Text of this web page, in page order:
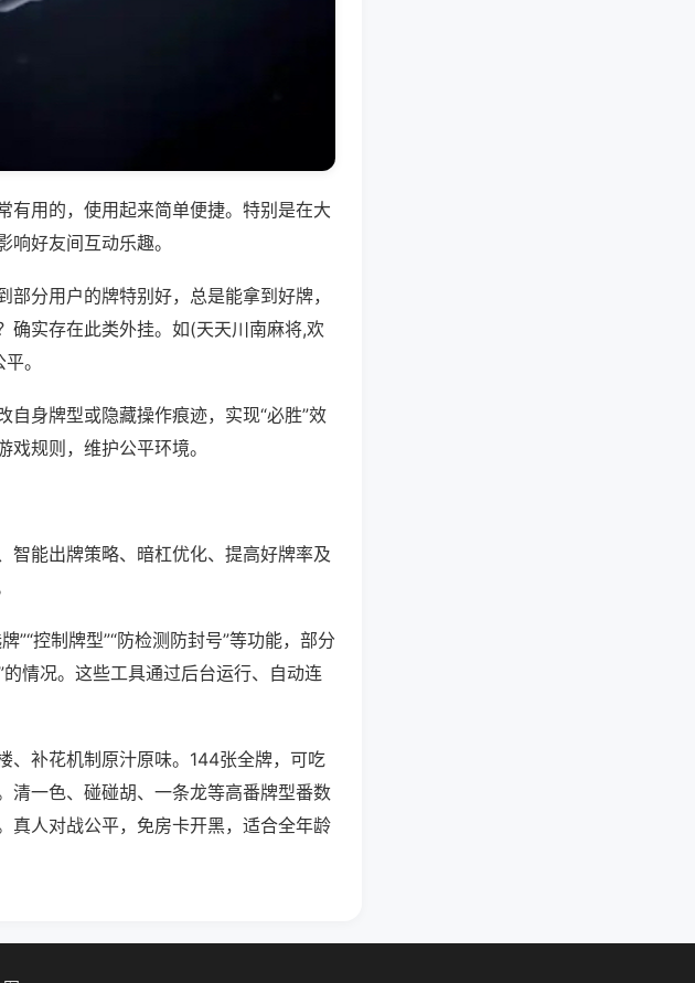
有用的，使用起来简单便捷。特别是在大
好友间互动乐趣。
分用户的牌特别好，总是能拿到好牌，
确实存在此类外挂。如(天天川南麻将,欢
。
身牌型或隐藏操作痕迹，实现“必胜”效
规则，维护公平环境。
智能出牌策略、暗杠优化、提高好牌率及
”“控制牌型”“防检测防封号”等功能，部分
情况。这些工具通过后台运行、自动连
、补花机制原汁原味。144张全牌，可吃
清一色、碰碰胡、一条龙等高番牌型番数
真人对战公平，免房卡开黑，适合全年龄